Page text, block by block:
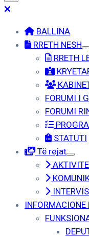
BALLINA
RRETH NESH
RRETH
FORUMI I
FORUMI
STATUTI
Të rejat
INFORMACIONE